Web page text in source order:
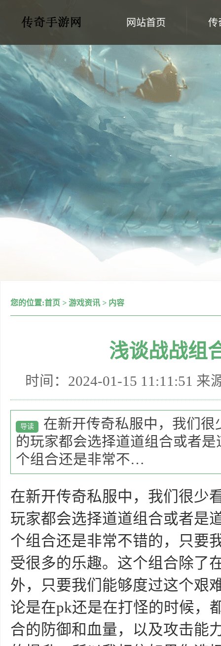
网站首页 传
您的位置:首页 > 游戏资讯 > 内容
浅谈战战组
时间：2024-01-15 11:11:51 来
导读
在新开传奇私服中，我们
的玩家都会选择道道组合或者
个组合还是非常不…
在新开传奇私服中，我们很少
玩家都会选择道道组合或者是
个组合还是非常不错的，只要
受很多的乐趣。这个组合除了
外，只要我们能够度过这个艰
论是在pk还是在打怪的时候，
合的防御和血量，以及攻击能